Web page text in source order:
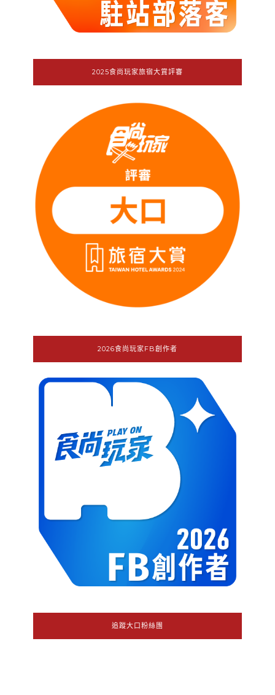
2025食尚玩家旅宿大賞評審
2026食尚玩家FB創作者
追蹤大口粉絲團